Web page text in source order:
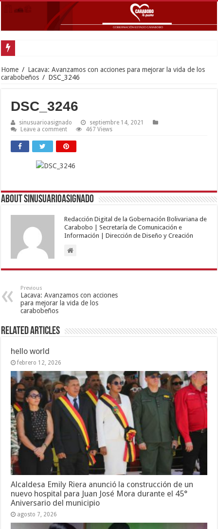
Home / Lacava: Avanzamos con acciones para mejorar la vida de los
carabobeños / DSC_3246
DSC_3246
sinusuarioasignado
septiembre 14, 2021
Leave a comment
467 Views
About sinusuarioasignado
Redacción Digital de la Gobernación Bolivariana de
Carabobo | Secretaría de Comunicación e
Información | Dirección de Diseño y Creación
Previous
Lacava: Avanzamos con acciones
para mejorar la vida de los
carabobeños
Related Articles
hello world
febrero 12, 2026
Alcaldesa Emily Riera anunció la construcción de un
nuevo hospital para Juan José Mora durante el 45°
Aniversario del municipio
agosto 7, 2026